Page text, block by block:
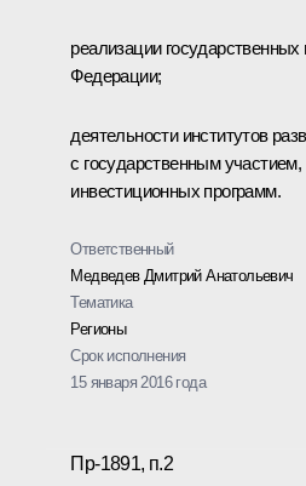
реализации
Федерации;
деятельности институтов
с государственным
инвестиционных программ.
Ответственный
Медведев Дмитрий Анатольевич
Тематика
Регионы
Срок исполнения
15 января 2016 года
Пр-1891, п.2